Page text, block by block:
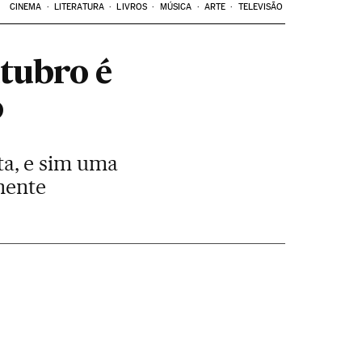
CINEMA LITERATURA LIVROS MÚSICA ARTE TELEVISÃO
é
e sim uma